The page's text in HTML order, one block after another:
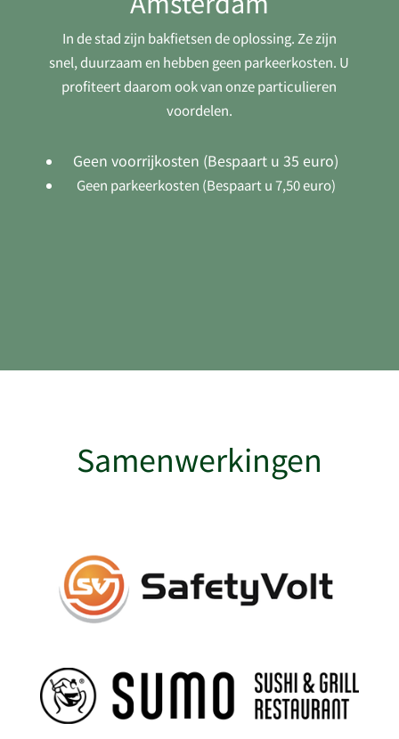
In de stad zijn bakfietsen de oplossing. Ze zijn
snel, duurzaam en hebben geen parkeerkosten. U
profiteert daarom ook van onze particulieren
voordelen.
Geen voorrijkosten (Bespaart u 35 euro)
Geen parkeerkosten (Bespaart u 7,50 euro)
Samenwerkingen